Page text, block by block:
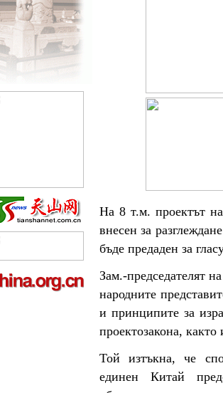
На 8 т.м. проектът на
внесен за
бъде предаден за
Зам.-председателят
народните
и принципите за
проектозакона,
Той изтъкна, че
единен Китай